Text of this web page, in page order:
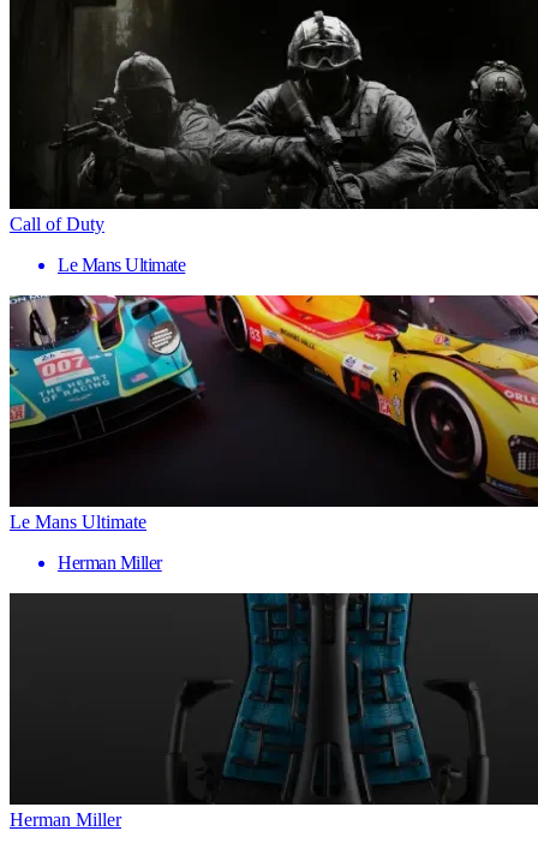
Call of Duty
Le Mans Ultimate
Le Mans Ultimate
Herman Miller
Herman Miller